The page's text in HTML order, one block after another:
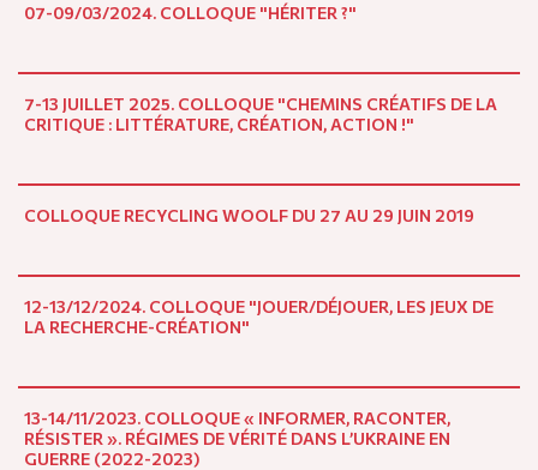
07-09/03/2024. COLLOQUE "HÉRITER ?"
7-13 JUILLET 2025. COLLOQUE "CHEMINS CRÉATIFS DE LA
CRITIQUE : LITTÉRATURE, CRÉATION, ACTION !"
COLLOQUE RECYCLING WOOLF DU 27 AU 29 JUIN 2019
12-13/12/2024. COLLOQUE "JOUER/DÉJOUER, LES JEUX DE
LA RECHERCHE-CRÉATION"
13-14/11/2023. COLLOQUE « INFORMER, RACONTER,
RÉSISTER ». RÉGIMES DE VÉRITÉ DANS L’UKRAINE EN
GUERRE (2022-2023)